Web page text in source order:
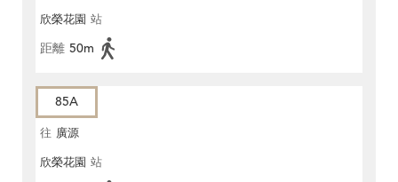
欣榮花園 站
距離 50m
85A
往 廣源
欣榮花園 站